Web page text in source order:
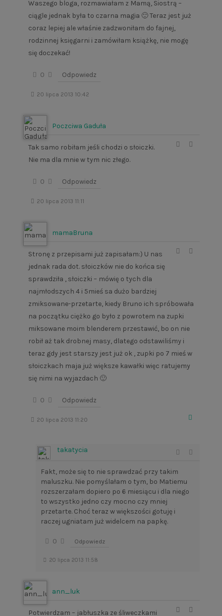
Waszego bloga, rozmawiałam z Mamą, Siostrą –
ciągle jednak była to czarna magia 🙂 Teraz jest już
coraz lepiej ale właśnie zadzwoniłam do fajnej,
rodzinnej księgarni i zamówiłam książkę, nie mogę
się doczekać!
0 Odpowiedz
20 lipca 2013 10:42
Poczciwa Gaduła
Tak samo robiłam jeśli chodzi o słoiczki.
Nie ma dla mnie w tym nic złego.
0 Odpowiedz
20 lipca 2013 11:11
mamaBruna
Stronę z przepisami już zapisałam:) U nas
jednak rada dot. słoiczków nie do końca się
sprawdziła , słoiczki – mówię o tych dla
najmłodszych 4 i 5mieś sa dużo bardziej
zmiksowane-przetarte, kiedy Bruno ich spróbowała
na początku ciężko go było z powrotem na zupki
miksowane moim blenderem przestawić, bo on nie
robił aż tak drobnej masy, dlatego odstawiliśmy i
teraz gdy jest starszy jest już ok , zupki po 7 mieś w
słoiczkach maja już większe kawałki więc ratujemy
się nimi na wyjazdach 🙂
0 Odpowiedz
20 lipca 2013 11:20
takatycia
Fakt, może się to nie sprawdzać przy takim
maluszku. Nie pomyślałam o tym, bo Matiemu
rozszerzałam dopiero po 6 miesiącu i dla niego
to wszystko jedno czy mocno czy mniej
przetarte. Choć teraz w większości gotuję i
raczej ugniatam już widelcem na papkę.
0 Odpowiedz
20 lipca 2013 11:58
ann_luk
Potwierdzam – jabłuszka ze śliweczkami